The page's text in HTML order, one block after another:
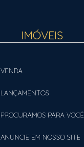
IMÓVEIS
VENDA
LANÇAMENTOS
PROCURAMOS PARA VOCÊ
ANUNCIE EM NOSSO SITE